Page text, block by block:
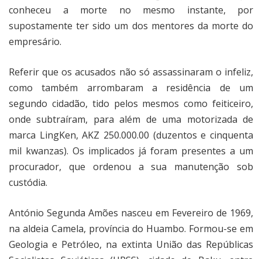
conheceu a morte no mesmo instante, por
supostamente ter sido um dos mentores da morte do
empresário.
Referir que os acusados não só assassinaram o infeliz,
como também arrombaram a residência de um
segundo cidadão, tido pelos mesmos como feiticeiro,
onde subtraíram, para além de uma motorizada de
marca LingKen, AKZ 250.000.00 (duzentos e cinquenta
mil kwanzas). Os implicados já foram presentes a um
procurador, que ordenou a sua manutenção sob
custódia.
António Segunda Amões nasceu em Fevereiro de 1969,
na aldeia Camela, província do Huambo. Formou-se em
Geologia e Petróleo, na extinta União das Repúblicas